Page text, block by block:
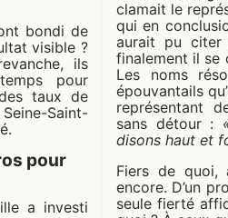
bondi de
visible ?
ils
pour
taux de
Saint-
pour
a investi
clamait le
qui en
aurait pu citer
finalement il se
Les noms
épouvantails
représentant
sans détour :
disons haut et
Fiers de quoi,
encore. D’un
seule fierté